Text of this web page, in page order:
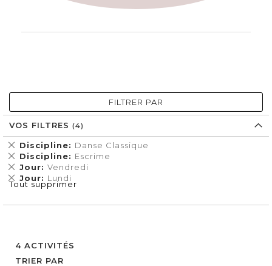
4 ACTIVITÉS
TRIER PAR
FILTRER PAR
VOS FILTRES
Discipline Danse Classique
Supprimer
cet
Élément
Discipline Escrime
Supprimer
cet
Élément
Jour Vendredi
Supprimer
cet
Élément
Jour Lundi
Supprimer
cet
Tout supprimer